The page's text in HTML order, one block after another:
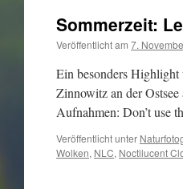
Sommerzeit:
Veröffentlicht am 7.
Ein besonders
Zinnowitz an der
Aufnahmen: Don’t use
Veröffentlicht unter
Wolken, NLC, Noctilucent